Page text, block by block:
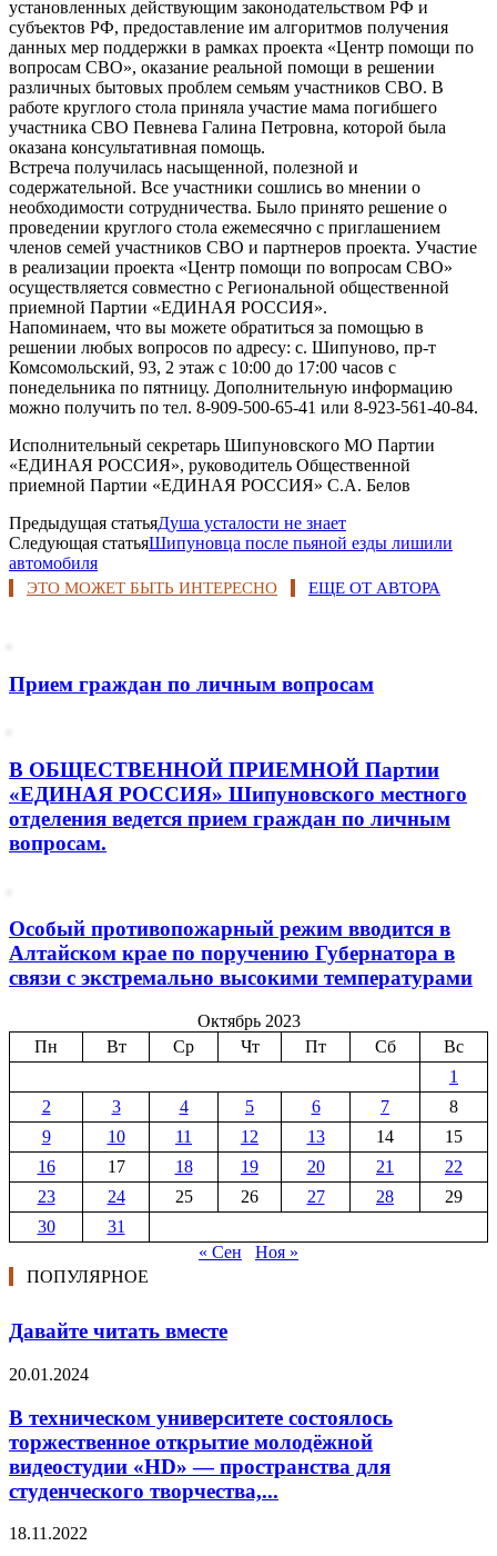
установленных действующим законодательством РФ и
субъектов РФ, предоставление им алгоритмов получения
данных мер поддержки в рамках проекта «Центр помощи по
вопросам СВО», оказание реальной помощи в решении
различных бытовых проблем семьям участников СВО. В
работе круглого стола приняла участие мама погибшего
участника СВО Певнева Галина Петровна, которой была
оказана консультативная помощь.
Встреча получилась насыщенной, полезной и
содержательной. Все участники сошлись во мнении о
необходимости сотрудничества. Было принято решение о
проведении круглого стола ежемесячно с приглашением
членов семей участников СВО и партнеров проекта. Участие
в реализации проекта «Центр помощи по вопросам СВО»
осуществляется совместно с Региональной общественной
приемной Партии «ЕДИНАЯ РОССИЯ».
Напоминаем, что вы можете обратиться за помощью в
решении любых вопросов по адресу: с. Шипуново, пр-т
Комсомольский, 93, 2 этаж с 10:00 до 17:00 часов с
понедельника по пятницу. Дополнительную информацию
можно получить по тел. 8-909-500-65-41 или 8-923-561-40-84.
Исполнительный секретарь Шипуновского МО Партии
«ЕДИНАЯ РОССИЯ», руководитель Общественной
приемной Партии «ЕДИНАЯ РОССИЯ» С.А. Белов
Предыдущая статьяДуша усталости не знает
Следующая статьяШипуновца после пьяной езды лишили
автомобиля
ЭТО МОЖЕТ БЫТЬ ИНТЕРЕСНО ЕЩЕ ОТ АВТОРА
Прием граждан по личным вопросам
В ОБЩЕСТВЕННОЙ ПРИЕМНОЙ Партии
«ЕДИНАЯ РОССИЯ» Шипуновского местного
отделения ведется прием граждан по личным
вопросам.
Особый противопожарный режим вводится в
Алтайском крае по поручению Губернатора в
связи с экстремально высокими температурами
Октябрь 2023
Пн
Вт Ср Чт Пт Сб
Вс
1
2
3 4 5 6 7
8
9
10 11 12 13 14
15
16
17 18 19 20 21
22
23
24 25 26 27 28
29
30
31
« Сен
Ноя »
ПОПУЛЯРНОЕ
Давайте читать вместе
20.01.2024
В техническом университете состоялось
торжественное открытие молодёжной
видеостудии «HD» — пространства для
студенческого творчества,...
18.11.2022